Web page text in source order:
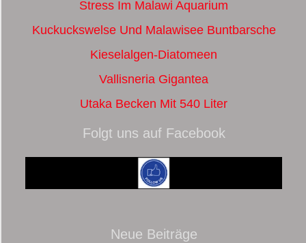
Stress Im Malawi Aquarium
Kuckuckswelse Und Malawisee Buntbarsche
Kieselalgen-Diatomeen
Vallisneria Gigantea
Utaka Becken Mit 540 Liter
Folgt uns auf Facebook
Neue Beiträge